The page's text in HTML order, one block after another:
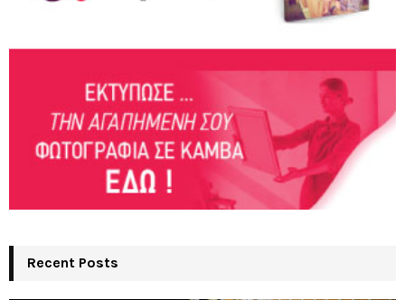
Recent Posts